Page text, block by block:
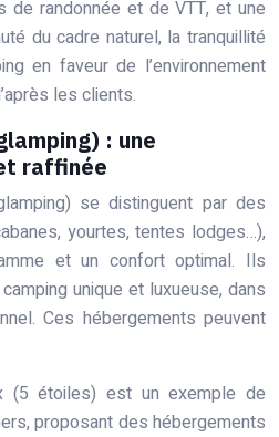
de randonnée et de VTT, et une
du cadre naturel, la tranquillité
en faveur de l’environnement
les clients.
: une
raffinée
se distinguent par des
yourtes, tentes lodges…),
et un confort optimal. Ils
unique et luxueuse, dans
Ces hébergements peuvent
(5 étoiles) est un exemple de
proposant des hébergements